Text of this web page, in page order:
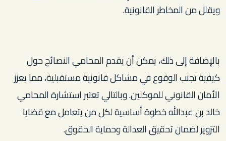
ويقلل من المخاطر القانونية.
بالإضافة إلى ذلك، يمكن أن يقدم المحامي النصائح حول
كيفية تجنب الوقوع في مشاكل قانونية مستقبلية، مما يعزز
الأمان القانوني للموكلين. وبالتالي تعتبر استشارة المحامي
خالد بن عبدالله خطوة أساسية لكل من يتعامل مع قضايا
التزوير لضمان تحقيق العدالة وحماية الحقوق.